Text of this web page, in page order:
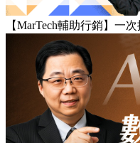
【MarTech輔助行銷】一